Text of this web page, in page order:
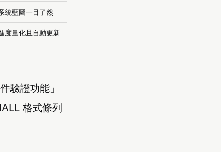
統藍圖一目了然
度量化且自動更新
驗證功能」
格式條列